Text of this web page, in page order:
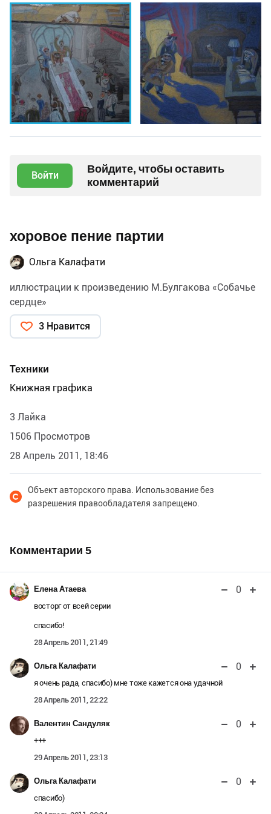
Войти
Войдите, чтобы оставить
комментарий
хоровое пение партии
Ольга Калафати
иллюстрации к произведению М.Булгакова «Собачье
сердце»
3 Нравится
Техники
Книжная графика
3 Лайка
1506 Просмотров
28 Апрель 2011, 18:46
Объект авторского права. Использование без
разрешения правообладателя запрещено.
Комментарии 5
Елена Атаева 0
восторг от всей серии
спасибо!
28 Апрель 2011, 21:49
Ольга Калафати 0
я очень рада, спасибо) мне тоже кажется она удачной
28 Апрель 2011, 22:22
Валентин Сандуляк 0
+++
29 Апрель 2011, 23:13
Ольга Калафати 0
спасибо)